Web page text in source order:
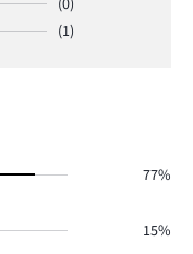
(1)
77%
15%